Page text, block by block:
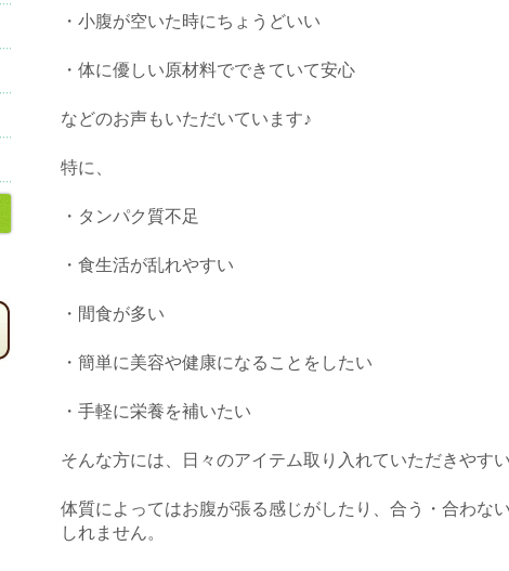
・小腹が空いた時にちょうどいい
・体に優しい原材料でできていて安心
などのお声もいただいています♪
特に、
・タンパク質不足
・食生活が乱れやすい
・間食が多い
・簡単に美容や健康になることをしたい
・手軽に栄養を補いたい
そんな方には、日々のアイテム取り入れていただきやす
体質によってはお腹が張る感じがしたり、合う・合わな
しれません。